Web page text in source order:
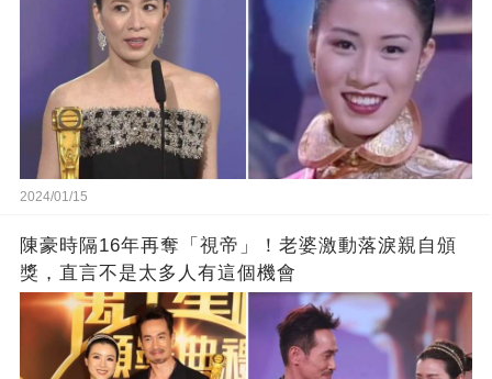
2024/01/15
陳豪時隔16年再奪「視帝」！老婆激動落淚親自頒
獎，直言不是太多人有這個機會